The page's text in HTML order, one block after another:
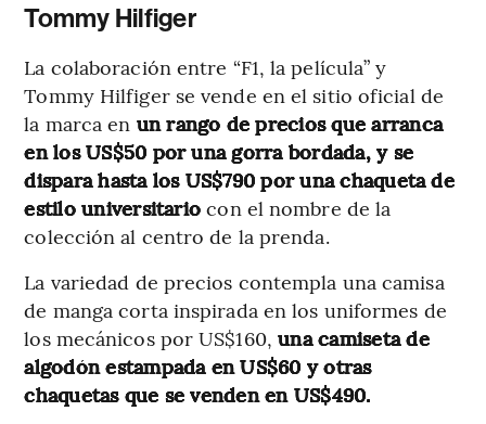
Tommy Hilfiger
La colaboración entre “F1, la película” y
Tommy Hilfiger se vende en el sitio oficial de
la marca en un rango de precios que arranca
en los US$50 por una gorra bordada, y se
dispara hasta los US$790 por una chaqueta de
estilo universitario con el nombre de la
colección al centro de la prenda.
La variedad de precios contempla una camisa
de manga corta inspirada en los uniformes de
los mecánicos por US$160, una camiseta de
algodón estampada en US$60 y otras
chaquetas que se venden en US$490.